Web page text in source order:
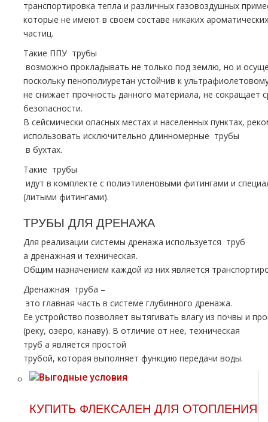
транспортировка тепла и различных газовоздушных
которые не имеют в своем составе никаких
частиц.
Такие ППУ тpубы
возможно прокладывать не только под землю, но и
поскольку пенополиуретан устойчив к
не снижает прочность данного материала, не сокращает
безопасности.
В сейсмически опасных местах и населенных пунктах,
использовать исключительно длинномерные тpубы
в бухтах.
Такие тpубы
идут в комплекте с полиэтиленовыми фитингами и
(литыми фитингами).
ТРУБЫ ДЛЯ ДРЕНАЖА
Для реализации системы дренажа используется тpуб
а дренажная и техническая.
Общим назначением каждой из них является
Дренажная тpуба –
это главная часть в системе глубинного дренажа.
Ее устройство позволяет вытягивать влагу из почвы и
(реку, озеро, канаву). В отличие от нее, техническая
тpуб а является простой
тpубой, которая выполняет функцию передачи воды.
КУПИТЬ ФЛЕКСАЛЕН ДЛЯ ОТОПЛЕНИЯ